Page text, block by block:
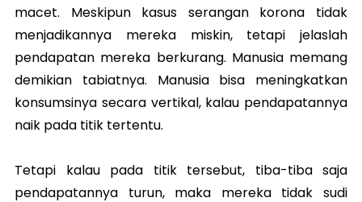
macet. Meskipun kasus serangan korona tidak
menjadikannya mereka miskin, tetapi jelaslah
pendapatan mereka berkurang. Manusia memang
demikian tabiatnya. Manusia bisa meningkatkan
konsumsinya secara vertikal, kalau pendapatannya
naik pada titik tertentu.
Tetapi kalau pada titik tersebut, tiba-tiba saja
pendapatannya turun, maka mereka tidak sudi